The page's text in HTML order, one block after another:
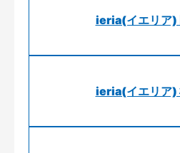
ieria(イエリア)
ieria(イエリア)